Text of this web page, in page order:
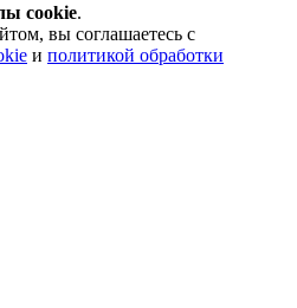
cookie.
вы соглашаетесь с
и политикой обработки